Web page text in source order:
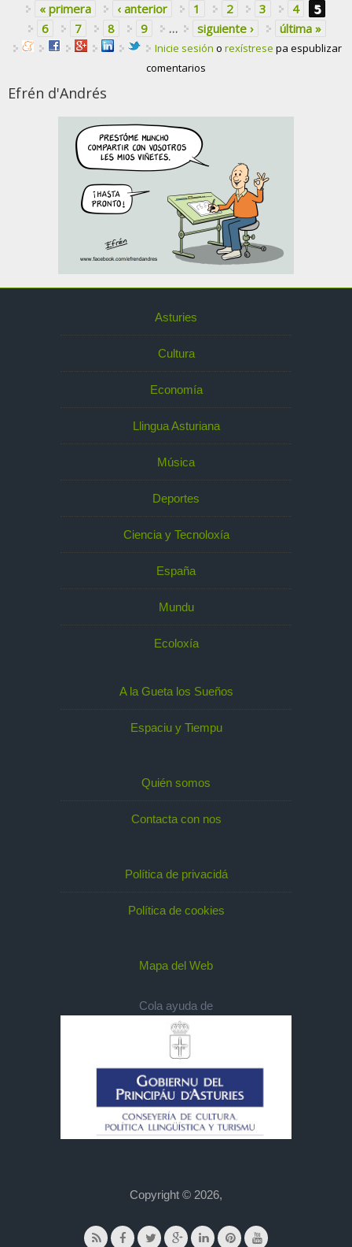
« primera ‹ anterior 1 2 3 4
5
6
7 8 9 … siguiente › última »
Inicie sesión o rexístrese pa espublizar
comentarios
Efrén d'Andrés
Asturies
Cultura
Economía
Llingua Asturiana
Música
Deportes
Ciencia y Tecnoloxía
España
Mundu
Ecoloxía
A la Gueta los Sueños
Espaciu y Tiempu
Quién somos
Contacta con nos
Política de privacidá
Política de cookies
Mapa del Web
Cola ayuda de
Copyright © 2026,